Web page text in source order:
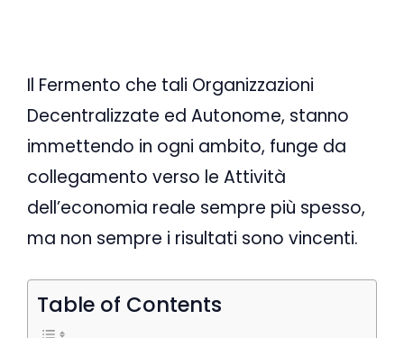
Il Fermento che tali Organizzazioni
Decentralizzate ed Autonome, stanno
immettendo in ogni ambito, funge da
collegamento verso le Attività
dell’economia reale sempre più spesso,
ma non sempre i risultati sono vincenti.
Table of Contents